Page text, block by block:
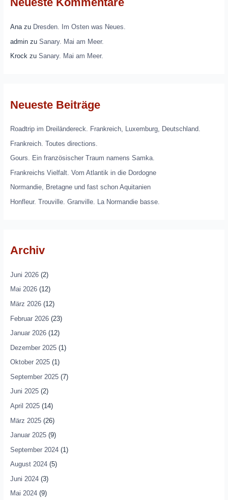
Anazu Dresden. Im Osten was Neues.
adminzu Sanary. Mai am Meer.
Krockzu Sanary. Mai am Meer.
Neueste Beiträge
Roadtrip im Dreiländereck. Frankreich, Luxemburg, Deutschland.
Frankreich. Toutes directions.
Gours. Ein französischer Traum namens Samka.
Frankreichs Vielfalt. Vom Atlantik in die Dordogne
Normandie, Bretagne und fast schon Aquitanien
Honfleur. Trouville. Granville. La Normandie basse.
Archiv
Juni 2026(2)
Mai 2026(12)
März 2026(12)
Februar 2026(23)
Januar 2026(12)
Dezember 2025(1)
Oktober 2025(1)
September 2025(7)
Juni 2025(2)
April 2025(14)
März 2025(26)
Januar 2025(9)
September 2024(1)
August 2024(5)
Juni 2024(3)
Mai 2024(9)